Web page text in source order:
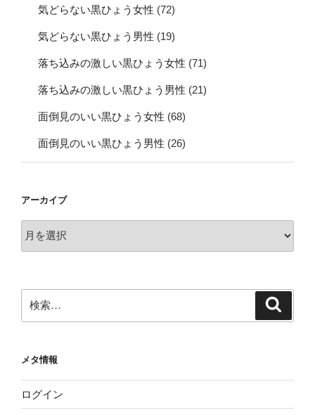
気どらない黒ひょう女性 (72)
気どらない黒ひょう男性 (19)
落ち込みの激しい黒ひょう女性 (71)
落ち込みの激しい黒ひょう男性 (21)
面倒見のいい黒ひょう女性 (68)
面倒見のいい黒ひょう男性 (26)
アーカイブ
ー
索:
メタ情報
ログイン